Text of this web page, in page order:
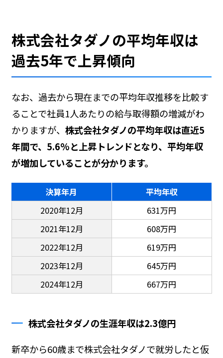
株式会社タダノの平均年収は
過去5年で上昇傾向
なお、過去から現在までの平均年収推移を比較す
ることで社員1人あたりの給与取得額の増減がわ
かりますが、 株式会社タダノの平均年収は直近5
年間で、5.6%と上昇トレンドとなり、平均年収
が増加していることが分かります。
決算年月
平均年収
2020年12月
631万円
2021年12月
608万円
2022年12月
619万円
2023年12月
645万円
2024年12月
667万円
株式会社タダノの生涯年収は2.3億円
新卒から60歳まで株式会社タダノで就労したと仮